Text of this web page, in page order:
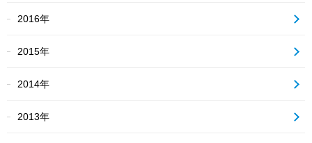
2016年
2015年
2014年
2013年